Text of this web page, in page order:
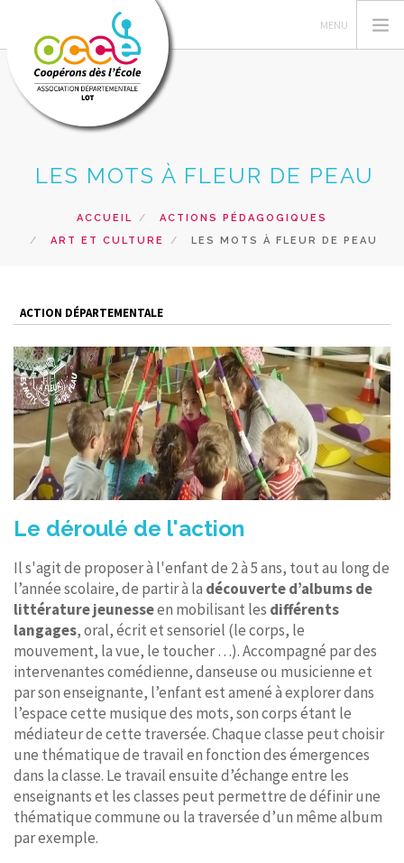
LA COOPÉRATIVE
GÉRER SA COOP'
ACTIONS
CONTACT
LES MOTS À FLEUR DE PEAU
ACCUEIL
ACTIONS PÉDAGOGIQUES
ART ET CULTURE
LES MOTS À FLEUR DE PEAU
ACTION DÉPARTEMENTALE
Le déroulé de l'action
Il s'agit de proposer à l'enfant de 2 à 5 ans, tout au long de
l’année scolaire, de partir à la découverte d’albumsde
littérature jeunesseen mobilisant les différents
langages, oral, écrit et sensoriel (le corps, le
mouvement, la vue, le toucher …). Accompagné par des
intervenantes comédienne, danseuse ou musicienne et
par son enseignante, l’enfant est amené à explorer dans
l’espace cette musique des mots, son corps étant le
médiateur de cette traversée. Chaque classe peut choisir
une thématique de travail en fonction des émergences
dans la classe. Le travail ensuite d’échange entre les
enseignants et les classes peut permettre de définir une
thématique commune ou la traversée d’un même album
par exemple.